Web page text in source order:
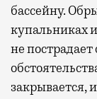
бассейну.
купальниках
не
закрывается,